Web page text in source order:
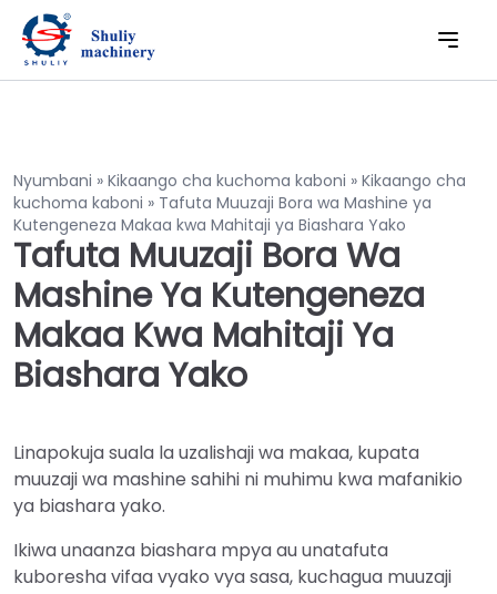
Nyumbani » Kikaango cha kuchoma kaboni » Kikaango cha
kuchoma kaboni » Tafuta Muuzaji Bora wa Mashine ya
Kutengeneza Makaa kwa Mahitaji ya Biashara Yako
Tafuta Muuzaji Bora Wa
Mashine Ya Kutengeneza
Makaa Kwa Mahitaji Ya
Biashara Yako
Linapokuja suala la uzalishaji wa makaa, kupata
muuzaji wa mashine sahihi ni muhimu kwa mafanikio
ya biashara yako.
Ikiwa unaanza biashara mpya au unatafuta
kuboresha vifaa vyako vya sasa, kuchagua muuzaji